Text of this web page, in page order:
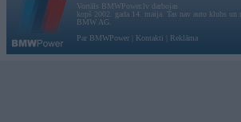
Vortāls BMWPower.lv darbojas
kopš 2002. gada 14. maija. Tas nav auto klubs un
BMW AG.
Par BMWPower
Kontakti Reklāma